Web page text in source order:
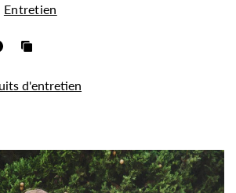
Entretien
d'entretien